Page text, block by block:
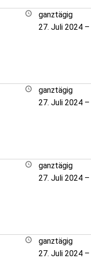
ganztägig
27. Juli 2024 –
ganztägig
27. Juli 2024 –
ganztägig
27. Juli 2024 –
ganztägig
27. Juli 2024 –